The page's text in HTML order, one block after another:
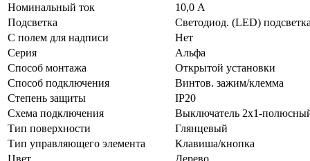
Номинальный ток
10,0 А
Подсветка
Светодиод. (LED) подсветка
С полем для надписи
Нет
Серия
Альфа
Способ монтажа
Открытой установки
Способ подключения
Винтов. зажим/клемма
Степень защиты
IP20
Схема подключения
Выключатель 2х1-
Тип поверхности
Глянцевый
Тип управляющего элемента
Клавиша/кнопка
Цвет
Дерево